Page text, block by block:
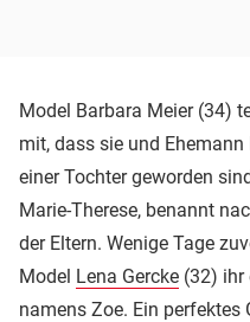
Model Barbara Meier (34)
mit, dass sie und
einer Tochter geworden
Marie-Therese, benannt
der Eltern. Wenige Tage
Model Lena Gercke (32) ihr
namens Zoe. Ein perfektes